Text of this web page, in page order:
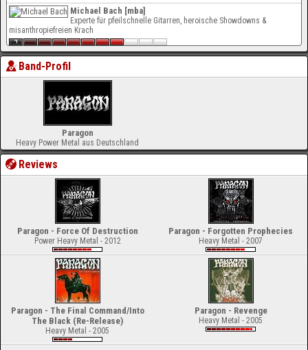
Michael Bach [mba]
Experte für pfeilschnelle Gitarren, heroische Showdowns &
misanthropiefreien Krach
Band-Profil
Paragon
Heavy Power Metal aus Deutschland
Reviews
Paragon - Force Of Destruction
Power Heavy Metal - 2012
Paragon - Forgotten Prophecies
Heavy Metal - 2007
Paragon - The Final Command/Into
The Black (Re-Release)
Heavy Metal - 2005
Paragon - Revenge
Heavy Metal - 2005